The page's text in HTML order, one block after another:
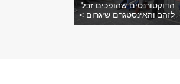
הדוקטורנטים שהופכים זבל
לזהב והאינסטגרם שיגרום >